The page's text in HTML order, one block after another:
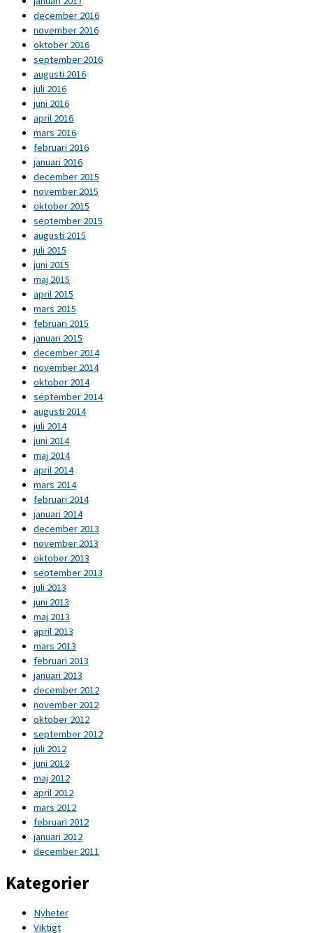
december 2016
november 2016
oktober 2016
september 2016
augusti 2016
juli 2016
juni 2016
april 2016
mars 2016
februari 2016
januari 2016
december 2015
november 2015
oktober 2015
september 2015
augusti 2015
juli 2015
juni 2015
maj 2015
april 2015
mars 2015
februari 2015
januari 2015
december 2014
november 2014
oktober 2014
september 2014
augusti 2014
juli 2014
juni 2014
maj 2014
april 2014
mars 2014
februari 2014
januari 2014
december 2013
november 2013
oktober 2013
september 2013
juli 2013
juni 2013
maj 2013
april 2013
mars 2013
februari 2013
januari 2013
december 2012
november 2012
oktober 2012
september 2012
juli 2012
juni 2012
maj 2012
april 2012
mars 2012
februari 2012
januari 2012
december 2011
Kategorier
Nyheter
Viktigt